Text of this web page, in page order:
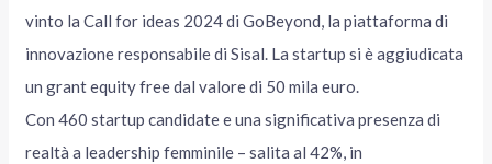
vinto la Call for ideas 2024 di GoBeyond, la piattaforma di
innovazione responsabile di Sisal. La startup si è aggiudicata
un grant equity free dal valore di 50 mila euro.
Con 460 startup candidate e una significativa presenza di
realtà a leadership femminile – salita al 42%, in